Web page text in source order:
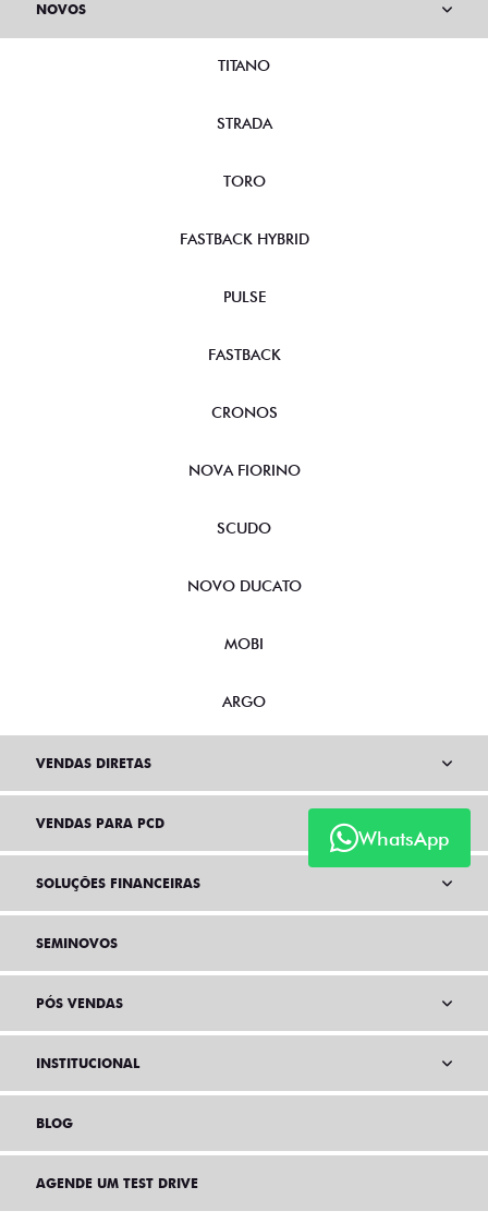
WhatsApp
NOVOS
TITANO
STRADA
TORO
FASTBACK HYBRID
PULSE
FASTBACK
CRONOS
NOVA FIORINO
SCUDO
NOVO DUCATO
MOBI
ARGO
VENDAS DIRETAS
VENDAS PARA PCD
SOLUÇÕES FINANCEIRAS
SEMINOVOS
PÓS VENDAS
INSTITUCIONAL
BLOG
AGENDE UM TEST DRIVE